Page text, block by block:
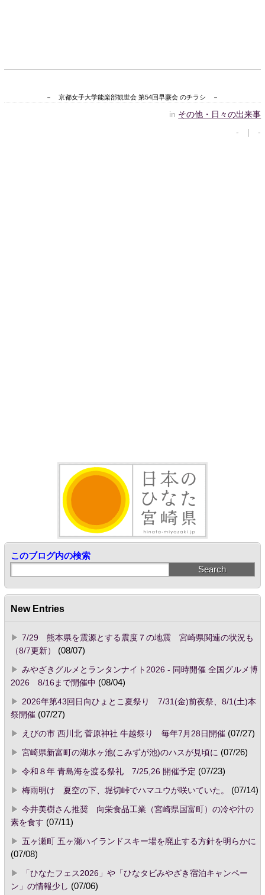
－ 京都女子大学能楽部観世会 第54回早蕨会 のチラシ －
in その他・日々の出来事
- | -
このブログ内の検索
New Entries
7/29 熊本県を震源とする震度７の地震 宮崎県関連の状況も
（8/7更新）
(08/07)
みやざきグルメとランタンナイト2026 - 同時開催 全国グルメ博
2026 8/16まで開催中 (08/04)
2026年第43回日向ひょとこ夏祭り 7/31(金)前夜祭、8/1(土)本
祭開催(07/27)
えびの市 西川北 菅原神社 牛越祭り 毎年7月28日開催(07/27)
宮崎県新富町の湖水ヶ池(こみずが池)のハスが見頃に (07/26)
令和８年 青島海を渡る祭礼 7/25,26 開催予定 (07/23)
梅雨明け 夏空の下、堀切峠でハマユウが咲いていた。
(07/14)
今井美樹さん推奨 向栄食品工業（宮崎県国富町）の冷や汁の
素を食す (07/11)
五ヶ瀬町 五ヶ瀬ハイランドスキー場を廃止する方針を明らかに
(07/08)
「ひなたフェス2026」や「ひなタビみやざき宿泊キャンペー
ン」の情報少し (07/06)